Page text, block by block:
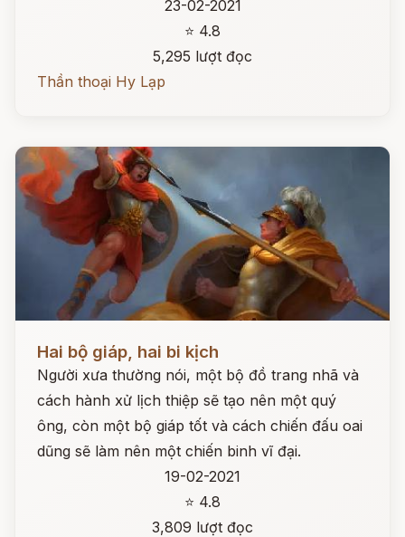
23-02-2021
⭐ 4.8
5,295 lượt đọc
Thần thoại Hy Lạp
Hai bộ giáp, hai bi kịch
Người xưa thường nói, một bộ đồ trang nhã và
cách hành xử lịch thiệp sẽ tạo nên một quý
ông, còn một bộ giáp tốt và cách chiến đấu oai
dũng sẽ làm nên một chiến binh vĩ đại.
19-02-2021
⭐ 4.8
3,809 lượt đọc